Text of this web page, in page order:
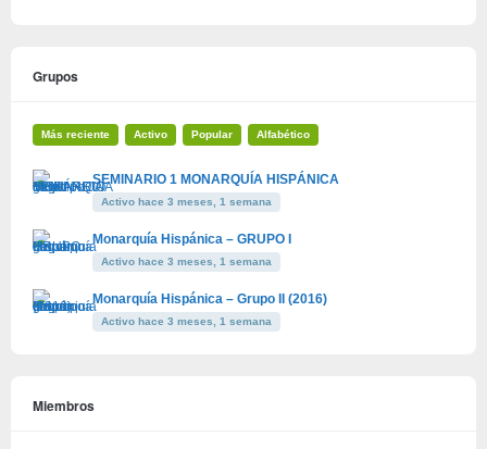
Grupos
Más reciente Activo Popular Alfabético
SEMINARIO 1 MONARQUÍA HISPÁNICA
Activo hace 3 meses, 1 semana
Monarquía Hispánica – GRUPO I
Activo hace 3 meses, 1 semana
Monarquía Hispánica – Grupo II (2016)
Activo hace 3 meses, 1 semana
Miembros